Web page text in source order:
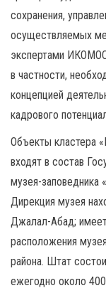
сохранения,
осуществляемых
экспертами
в частности,
концепцией
кадрового
Объекты кластера
входят в состав
музея-заповедника
Дирекция музея
Джалал-Абад;
расположения
района. Штат
ежегодно около